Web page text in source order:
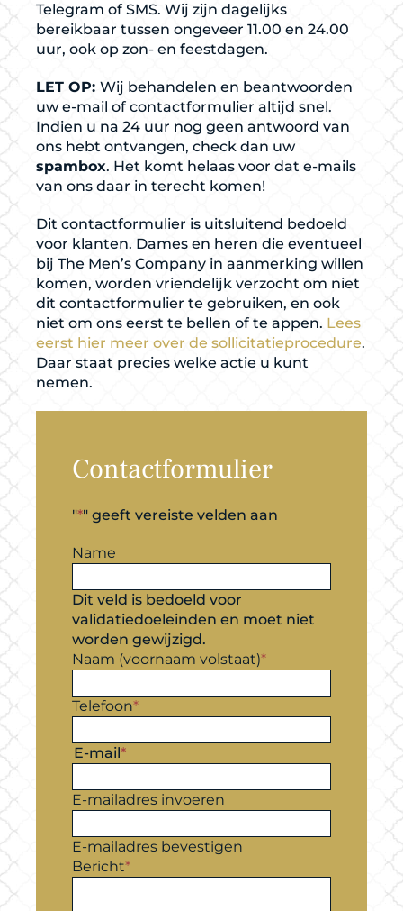
Telegram of SMS. Wij zijn dagelijks
bereikbaar tussen ongeveer 11.00 en 24.00
uur, ook op zon- en feestdagen.
LET OP: Wij behandelen en beantwoorden
uw e-mail of contactformulier altijd snel.
Indien u na 24 uur nog geen antwoord van
ons hebt ontvangen, check dan uw
spambox. Het komt helaas voor dat e-mails
van ons daar in terecht komen!
Dit contactformulier is uitsluitend bedoeld
voor klanten. Dames en heren die eventueel
bij The Men’s Company in aanmerking willen
komen, worden vriendelijk verzocht om niet
dit contactformulier te gebruiken, en ook
niet om ons eerst te bellen of te appen. Lees
eerst hier meer over de sollicitatieprocedure.
Daar staat precies welke actie u kunt
nemen.
Contactformulier
"*" geeft vereiste velden aan
Name
Dit veld is bedoeld voor
validatiedoeleinden en moet niet
worden gewijzigd.
Naam (voornaam volstaat)*
Telefoon*
E-mail *
E-mailadres invoeren
E-mailadres bevestigen
Bericht*